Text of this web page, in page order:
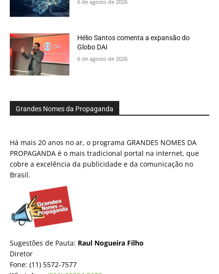
6 de agosto de 2026
Hélio Santos comenta a expansão do
Globo DAI
6 de agosto de 2026
Grandes Nomes da Propaganda
Há mais 20 anos no ar, o programa GRANDES NOMES DA
PROPAGANDA é o mais tradicional portal na internet, que
cobre a excelência da publicidade e da comunicação no
Brasil.
Sugestões de Pauta: Raul Nogueira Filho
Diretor
Fone: (11) 5572-7577